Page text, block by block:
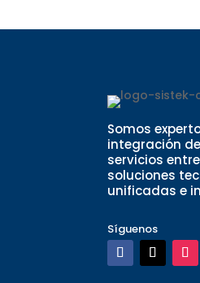
Somos
integración
servicios
soluciones
unificadas e
Síguenos